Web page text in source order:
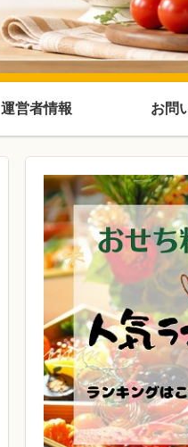
運営者情報 お問